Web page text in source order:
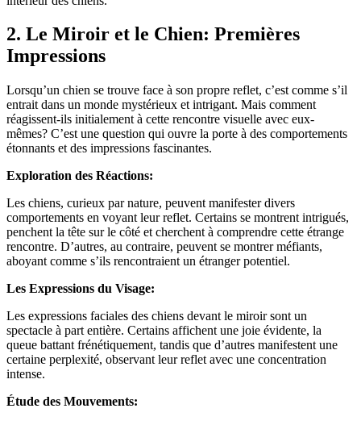
2. Le Miroir et le Chien: Premières
Impressions
Lorsqu’un chien se trouve face à son propre reflet, c’est comme s’il
entrait dans un monde mystérieux et intrigant. Mais comment
réagissent-ils initialement à cette rencontre visuelle avec eux-
mêmes? C’est une question qui ouvre la porte à des comportements
étonnants et des impressions fascinantes.
Exploration des Réactions:
Les chiens, curieux par nature, peuvent manifester divers
comportements en voyant leur reflet. Certains se montrent intrigués,
penchent la tête sur le côté et cherchent à comprendre cette étrange
rencontre. D’autres, au contraire, peuvent se montrer méfiants,
aboyant comme s’ils rencontraient un étranger potentiel.
Les Expressions du Visage:
Les expressions faciales des chiens devant le miroir sont un
spectacle à part entière. Certains affichent une joie évidente, la
queue battant frénétiquement, tandis que d’autres manifestent une
certaine perplexité, observant leur reflet avec une concentration
intense.
Étude des Mouvements: